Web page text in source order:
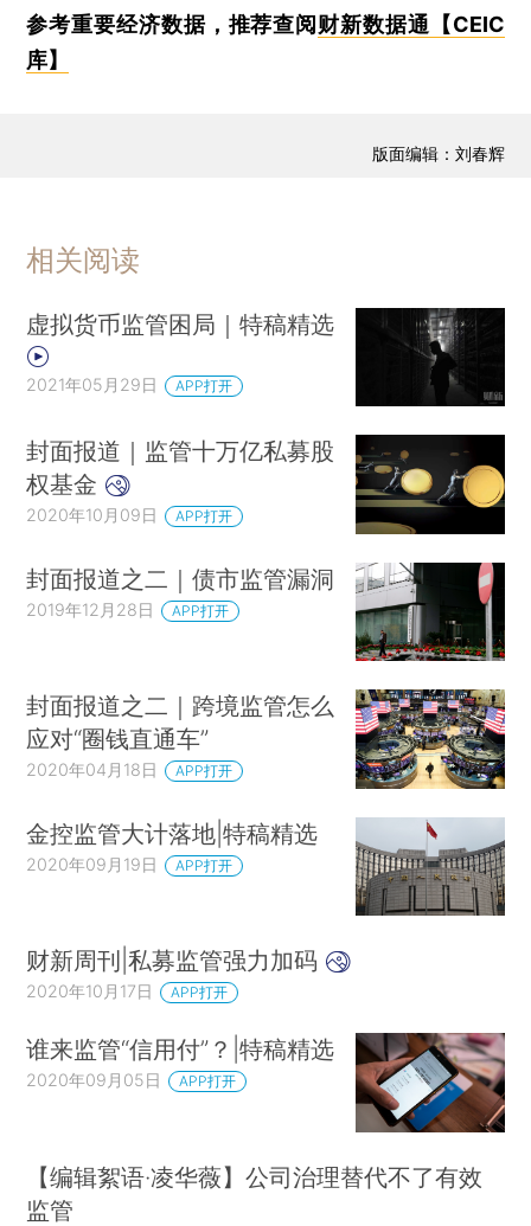
参考重要经济数据，推荐查阅 财新数据通【CEIC
库】
版面编辑：刘春辉
相关阅读
虚拟货币监管困局｜特稿精选
2021年05月29日 APP打开
封面报道｜监管十万亿私募股
权基金
2020年10月09日 APP打开
封面报道之二｜债市监管漏洞
2019年12月28日 APP打开
封面报道之二｜跨境监管怎么
应对“圈钱直通车”
2020年04月18日 APP打开
金控监管大计落地|特稿精选
2020年09月19日 APP打开
财新周刊|私募监管强力加码
2020年10月17日 APP打开
谁来监管“信用付”？|特稿精选
2020年09月05日 APP打开
【编辑絮语·凌华薇】公司治理替代不了有效
监管